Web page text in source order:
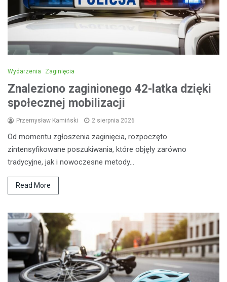
Wydarzenia Zaginięcia
Znaleziono zaginionego 42-latka dzięki
społecznej mobilizacji
Przemysław Kamiński 2 sierpnia 2026
Od momentu zgłoszenia zaginięcia, rozpoczęto
zintensyfikowane poszukiwania, które objęły zarówno
tradycyjne, jak i nowoczesne metody…
Read More